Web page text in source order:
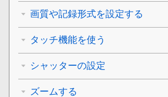
画質や記録形式を設定する
タッチ機能を使う
シャッターの設定
ズームする